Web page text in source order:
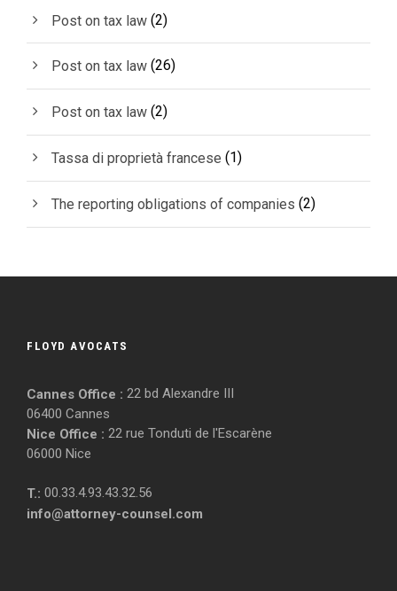
Post on tax law (2)
Post on tax law (26)
Post on tax law (2)
Tassa di proprietà francese (1)
The reporting obligations of companies (2)
FLOYD AVOCATS
Cannes Office : 22 bd Alexandre III
06400 Cannes
Nice Office : 22 rue Tonduti de l'Escarène
06000 Nice
T.: 00.33.4.93.43.32.56
info@attorney-counsel.com